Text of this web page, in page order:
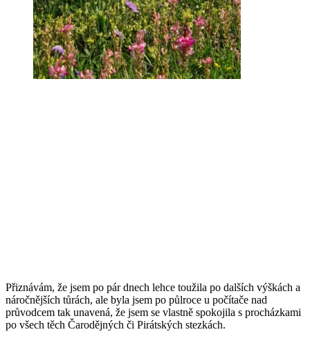
Přiznávám, že jsem po pár dnech lehce toužila po dalších výškách a
náročnějších tůrách, ale byla jsem po půlroce u počítače nad
průvodcem tak unavená, že jsem se vlastně spokojila s procházkami
po všech těch Čarodějných či Pirátských stezkách.